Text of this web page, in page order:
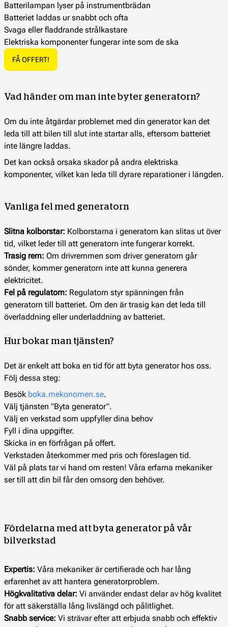
Batterilampan lyser på instrumentbrädan
Batteriet laddas ur snabbt och ofta
Svaga eller fladdrande strålkastare
Elektriska komponenter fungerar inte som de ska
FÅ OFFERT!
Vad händer om man inte byter generatorn?
Om du inte åtgärdar problemet med din generator kan det
leda till att bilen till slut inte startar alls, eftersom batteriet
inte längre laddas.
Det kan också orsaka skador på andra elektriska
komponenter, vilket kan leda till dyrare reparationer i längden.
Vanliga fel med generatorn
Slitna kolborstar: Kolborstarna i generatorn kan slitas ut över
tid, vilket leder till att generatorn inte fungerar korrekt.
Trasig rem: Om drivremmen som driver generatorn går
sönder, kommer generatorn inte att kunna generera
elektricitet.
Fel på regulatorn: Regulatorn styr spänningen från
generatorn till batteriet. Om den är trasig kan det leda till
överladdning eller underladdning av batteriet.
Hur bokar man tjänsten?
Det är enkelt att boka en tid för att byta generator hos oss.
Följ dessa steg:
Besök boka.mekonomen.se.
Välj tjänsten "Byta generator".
Välj en verkstad som uppfyller dina behov
Fyll i dina uppgifter.
Skicka in en förfrågan på offert.
Verkstaden återkommer med pris och föreslagen tid.
Väl på plats tar vi hand om resten! Våra erfarna mekaniker
ser till att din bil får den omsorg den behöver.
Fördelarna med att byta generator på vår
bilverkstad
Expertis: Våra mekaniker är certifierade och har lång
erfarenhet av att hantera generatorproblem.
Högkvalitativa delar: Vi använder endast delar av hög kvalitet
för att säkerställa lång livslängd och pålitlighet.
Snabb service: Vi strävar efter att erbjuda snabb och effektiv